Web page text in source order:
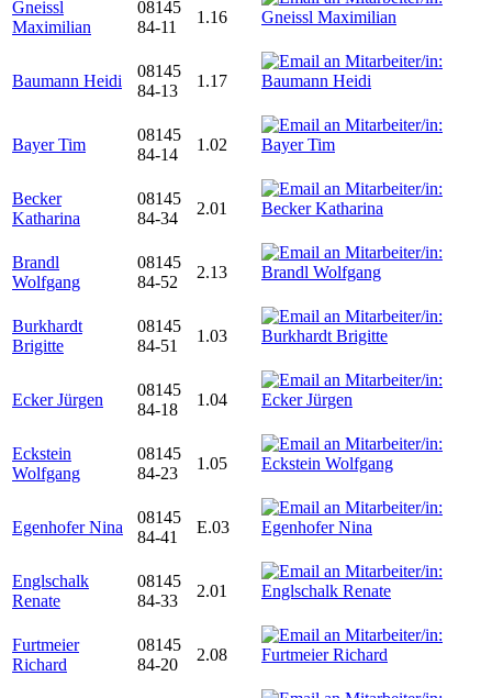
Gneissl
Maximilian
08145
84-11
1.16
Baumann Heidi
08145
84-13
1.17
Bayer Tim
08145
84-14
1.02
Becker
Katharina
08145
84-34
2.01
Brandl
Wolfgang
08145
84-52
2.13
Burkhardt
Brigitte
08145
84-51
1.03
Ecker Jürgen
08145
84-18
1.04
Eckstein
Wolfgang
08145
84-23
1.05
Egenhofer Nina
08145
84-41
E.03
Englschalk
Renate
08145
84-33
2.01
Furtmeier
Richard
08145
84-20
2.08